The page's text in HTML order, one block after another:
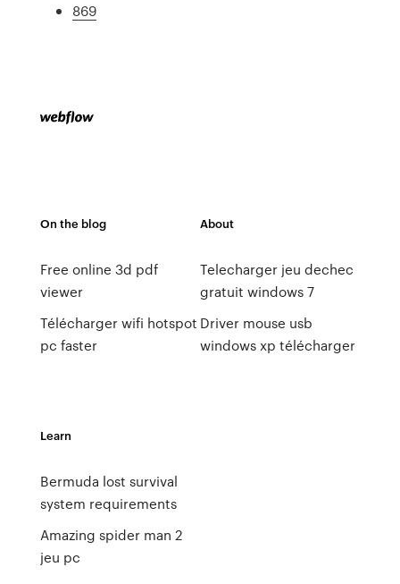
869
On the blog
Free online 3d pdf
viewer
Télécharger wifi hotspot
pc faster
About
Telecharger jeu dechec
gratuit windows 7
Driver mouse usb
windows xp télécharger
Learn
Bermuda lost survival
system requirements
Amazing spider man 2
jeu pc